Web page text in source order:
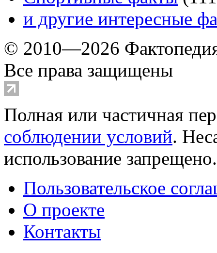
и другие интересные
© 2010—2026
Все права защищены
Полная или частичная
соблюдении условий.
использование
Пользовательское
О проекте
Контакты